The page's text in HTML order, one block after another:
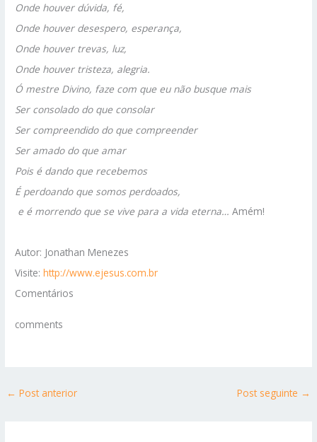
Onde houver dúvida, fé,
Onde houver desespero, esperança,
Onde houver trevas, luz,
Onde houver tristeza, alegria.
Ó mestre Divino, faze com que eu não busque mais
Ser consolado do que consolar
Ser compreendido do que compreender
Ser amado do que amar
Pois é dando que recebemos
É perdoando que somos perdoados,
e é morrendo que se vive para a vida eterna…Amém!
Autor: Jonathan Menezes
Visite:http://www.ejesus.com.br
Comentários
comments
← Post anterior Post seguinte →